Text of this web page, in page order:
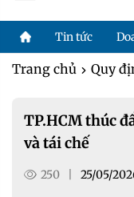
Tin tức
Trang chủ Quy
TP.HCM thúc
và tái chế
250 25/05/